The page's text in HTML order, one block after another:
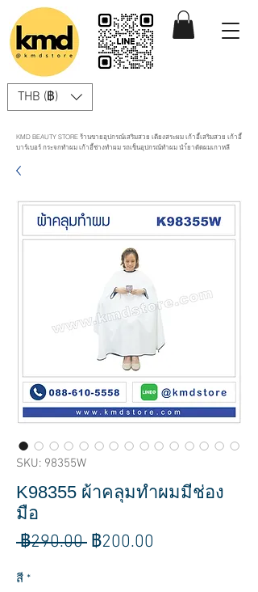
THB (฿)
KMD BEAUTY STORE ร้านขายอุปกรณ์เสริมสวย เตียงสระผม เก้าอี้เสริมสวย เก้าอี้
บาร์เบอร์ กระจกทำผม เก้าอี้ช่างทำผม รถเข็นอุปกรณ์ทำผม นำ้ยาดัดผมเกาหลี
SKU: 98355W
K98355 ผ้าคลุมทำผมมีช่อง
มือ
฿290.00 ราคา
฿200.00
สี *